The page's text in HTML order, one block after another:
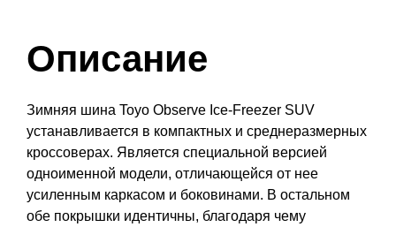
Описание
Зимняя шина Toyo Observe Ice-Freezer SUV
устанавливается в компактных и среднеразмерных
кроссоверах. Является специальной версией
одноименной модели, отличающейся от нее
усиленным каркасом и боковинами. В остальном
обе покрышки идентичны, благодаря чему